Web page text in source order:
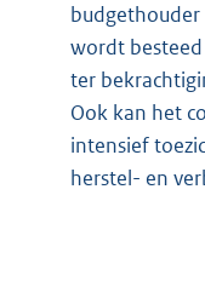
wordt
ter
Ook kan het
intensief
herstel- en